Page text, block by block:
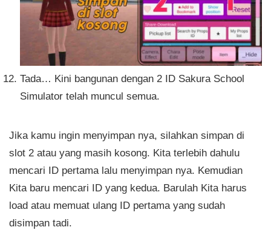
Tada… Kini bangunan dengan 2 ID Sakura School
Simulator telah muncul semua.
Jika kamu ingin menyimpan nya, silahkan simpan di
slot 2 atau yang masih kosong. Kita terlebih dahulu
mencari ID pertama lalu menyimpan nya. Kemudian
Kita baru mencari ID yang kedua. Barulah Kita harus
load atau memuat ulang ID pertama yang sudah
disimpan tadi.